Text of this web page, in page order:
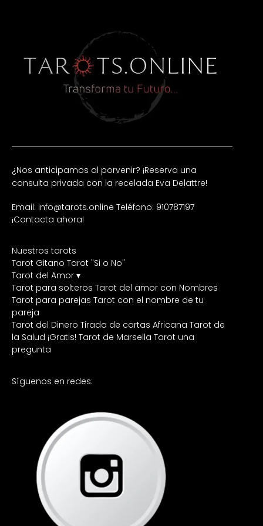
¿Nos anticipamos al porvenir? ¡Reserva una
consulta privada con la recelada Eva Delattre!
Email: info@tarots.online Teléfono: 910787197
¡Contacta ahora!
Nuestros tarots
Tarot Gitano Tarot "Si o No"
Tarot del Amor ▾
Tarot para solteros Tarot del amor con Nombres
Tarot para parejas Tarot con el nombre de tu
pareja
Tarot del Dinero Tirada de cartas Africana Tarot de
la Salud ¡Gratis! Tarot de Marsella Tarot una
pregunta
Síguenos en redes: